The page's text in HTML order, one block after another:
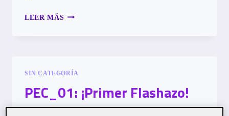
LEER MÁS PEC_02:
¡UNA
SIN
PALABRAS!
SIN CATEGORÍA
PEC_01: ¡Primer Flashazo!